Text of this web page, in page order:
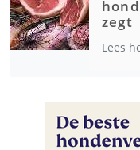
zegt
Lees